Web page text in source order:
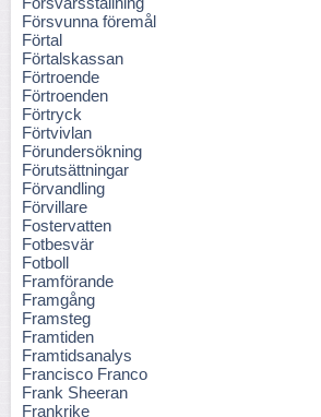
Försvunna föremål
Förtal
Förtalskassan
Förtroende
Förtroenden
Förtryck
Förtvivlan
Förundersökning
Förutsättningar
Förvandling
Förvillare
Fostervatten
Fotbesvär
Fotboll
Framförande
Framgång
Framsteg
Framtiden
Framtidsanalys
Francisco Franco
Frank Sheeran
Frankrike